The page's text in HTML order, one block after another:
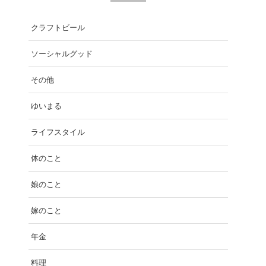
クラフトビール
ソーシャルグッド
その他
ゆいまる
ライフスタイル
体のこと
娘のこと
嫁のこと
年金
料理